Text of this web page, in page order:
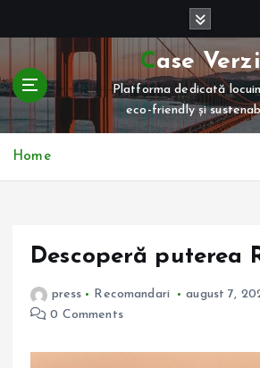
t
c
Case Verzi
Platforma dedicată
eco-friendly și
Home
Descoperă puterea
press Recomandari
august 7,
0 Comments